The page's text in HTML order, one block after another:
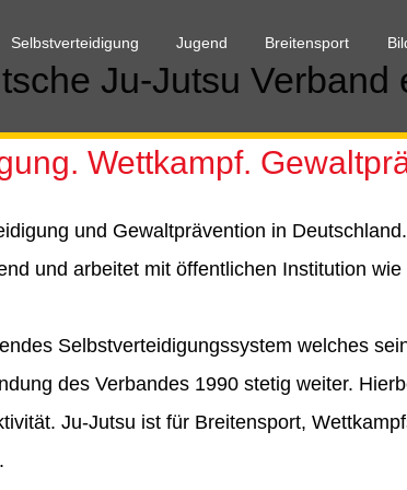
Selbstverteidigung Jugend Breitensport
Ju-Jutsu Verband
Wettkampf.
und Gewaltprävention in
und arbeitet mit öffentlichen Institution
Selbstverteidigungssystem welches
des Verbandes 1990 stetig weiter.
Ju-Jutsu ist für Breitensport,